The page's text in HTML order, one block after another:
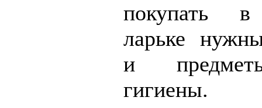
покупать
ларьке
и
гигиены.